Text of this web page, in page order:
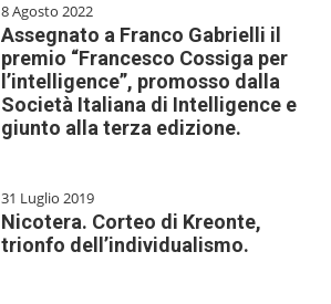
8 Agosto 2022
Assegnato a Franco Gabrielli il
premio “Francesco Cossiga per
l’intelligence”, promosso dalla
Società Italiana di Intelligence e
giunto alla terza edizione.
31 Luglio 2019
Nicotera. Corteo di Kreonte,
trionfo dell’individualismo.